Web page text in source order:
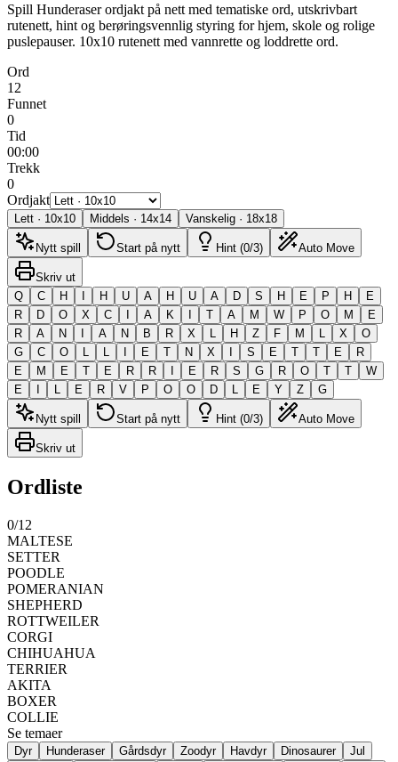
Spill Hunderaser ordjakt på nett med tematiske ord, utskrivbart
rutenett, hint og berøringsvennlig styring for hjem, skole og rolige
puslepauser. 10x10 rutenett med vannrette og loddrette ord.
Ord
12
Funnet
0
Tid
00:00
Trekk
0
Ordjakt
Lett · 10x10 Middels · 14x14 Vanskelig · 18x18
Nytt spill Start på nytt Hint (0/3) Auto Move
Skriv ut
Q
C H I H U A H U A D S H E P H
E
R
D O X C I A K I T A M W P O M
E
R
A N I A N B R X L H Z F M L X
O
G
C O L L I E T N X I S E T T E
R
E
M E T E R R I E R S G R O T T
W
E
I L E R V P O O D L E Y Z G
Nytt spill Start på nytt Hint (0/3) Auto Move
Skriv ut
Ordliste
0/12
MALTESE
SETTER
POODLE
POMERANIAN
SHEPHERD
ROTTWEILER
CORGI
CHIHUAHUA
TERRIER
AKITA
BOXER
COLLIE
Se temaer
Dyr Hunderaser Gårdsdyr Zoodyr Havdyr Dinosaurer Jul